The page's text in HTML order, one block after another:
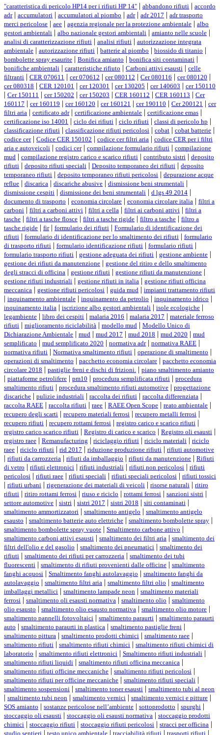
Tags
"caratteristica di pericolo HP14 per i rifiuti HP 14" | abbandono rifiuti | accordo
adr| accumulatori | accumulatori al piombo | adr| adr 2017 | adr trasporto
merci pericolose | aee | agenzia regionale per la protezione ambientale | albo
gestori ambientali | albo nazionale gestori ambientali | amianto nelle scuole |
analisi di caratterizzazione rifiuti | analisi rifiuti | autorizzazione integrata
ambientale | autorizzazione rifiuti | batterie al piombo | biossido di titanio |
bombolette spray esaurite | Bonifica amianto | bonifica siti contaminati |
bonifiche ambientali | caratteristiche rifiuto | Carboni attivi esausti | celle
filtranti | CER 070611 | cer 070612 | cer 080112 | Cer 080116 | cer 080120 |
cer 080318 | CER 120101 | cer 120301 | cer 130205 | cer 140603 | cer 150110
| Cer 150111 | cer 150202 | cer 150203 | CER 160112 | CER 160113 | Cer
160117 | cer 160119 | cer 160120 | cer 160121 | cer 190110 | Cer 200121 | cer
filtri aria | certificato adr| certificazione ambientale | certificazione emas |
certificazione iso 14001 | ciclo dei rifiuti | ciclo rifiuti | classi di pericolo hp |
classificazione rifiuti | classificazione rifiuti pericolosi | cobat | cobat batterie |
codice cer| Codice CER 150102 | codice cer filtri aria | codice CER per i filtri
aria e autoveicoli | codici cer| compilazione formulario rifiuti | compilazione
mud | compilazione registro carico e scarico rifiuti | contributo sistri | deposito
rifiuti | deposito rifiuti speciali | Deposito temporaneo dei rifiuti | deposito
temporaneo rifiuti | deposito temporaneo rifiuti pericolosi | depurazione acque
reflue | discarica | discariche abusive | dismissione beni strumentali |
dismissione cespiti | dismissione dei beni strumentali | d lgs 49 2014 |
documento di trasporto | economia circolare | economia circolare italia | filtri a
carboni | filtri a carboni attivi | filtri a cella | filtri ai carboni attivi | filtri a
tasche | filtri a tasche flosce | filtri a tasche rigide | filtro a tasche | filtro a
tasche rigide | fir| formulario dei rifiuti | Formulario di identificazione dei
rifiuti | formulario di identificazione per lo smaltimento dei rifiuti | formulario
di trasporto rifiuti | formulario identificazione rifiuti | formulario rifiuti |
formulario trasporto rifiuti | gestione adeguata dei rifiuti | gestione ambiente |
gestione dei rifiuti da manutenzione | gestione del ritiro e dello smaltimento
degli stracci di officina | gestione rifiuti | gestione rifiuti da manutenzione |
gestione rifiuti industriali | gestione rifiuti in italia | gestione rifiuti officina
meccanica | gestione rifiuti pericolosi | guida mud | impianti trattamento rifiuti
| inquinamento ambientale | inquinamento da petrolio | inquinamento idrico |
inquinamento italia | iscrizione albo gestori ambientali | isole ecologiche |
legambiente | libro dei cespiti | malaria 2016 | malaria 2017 | materiale ferroso
rifiuti | miglioramento riciclabilità | modello mud | Modello Unico di
Dichiarazione Ambientale | mud | mud 2017 | mud 2018 | mud 2020 | mud
semplificato | mud semplificato 2020 | normativa adr| normativa RAEE |
normativa rifiuti | Normativa smaltimento rifiuti | operazione di smaltimento |
operazioni di smaltimento | pacchetto economia circolare | pacchetto economia
circolare 2018 | pastiglie freni e dischi di frizioni. | piano smaltimento amianto
| piattaforme petrolifere | pm10 | procedura semplificata rifiuti | procedura
smaltimento rifiuti | procedura smaltimento rifiuti automotive | progettazione
discariche | pulizie industriali | raccolta dei rifiuti | raccolta differenziata |
raccolta RAEE | raccolta rifiuti | raee | RAEE Open Scope | reato ambientale |
recupero degli scarti | recupero materiali ferrosi | recupero metalli ferrosi |
recupero rifiuti | recupero rottami ferrosi | registro carico e scarico rifiuti |
registro carico scarico rifiuti | Registro di carico e scarico | Registro oli esausti |
registro raee | Remanufacturing | riciclaggio rifiuti | riciclo materiali | riciclo
raee | riciclo rifiuti | rid 2017 | riduzione produzione rifiuti | rifiuti automotive
| rifiuti da carrozzeria | rifiuti da imballaggio | rifiuti da manutenzione | Rifiuti
di vetro | rifiuti elettronici | rifiuti industriali | rifiuti non pericolosi | rifiuti
pericolosi | rifiuti raee | rifiuti speciali | rifiuti speciali pericolosi | rifiuti tossici
| rifiuti urbani | rigenerazione dei materiali di veicoli | risorse naturali | ritiro
rifiuti | ritiro rottami ferrosi | riuso e riciclo | rottami ferrosi | sanzioni sistri |
settore automotive | sistri | sistri 2017 | sistri 2018 | siti contaminati |
smaltimento ammortizzatori | smaltimento antigelo | smaltimento antigelo
esausto | smaltimento batterie auto elettriche | smaltimento bombolette spray |
smaltimento bombolette spray vuote | Smaltimento carbone attivo |
smaltimento carboni attivi esausti | smaltimento dei filtri aria | smaltimento dei
filtri dell'olio e del gasolio | smaltimento dei pneumatici | smaltimento dei
rifiuti | smaltimento dei rifiuti per carrozzeria | smaltimento dei tubi
fluorescenti | smaltimento di rifiuti provenienti dalle officine | smaltimento
fanghi acquosi | Smaltimento fanghi autolavaggio | smaltimento fanghi da
autolavaggio | smaltimento filtri aria | smaltimento filtri olio | smaltimento
imballaggi metallici | smaltimento lampade neon | smaltimento materiali
ferrosi | smaltimento oli esausti normativa | smaltimento olio | smaltimento
olio esausto | smaltimento olio esausto normativa | smaltimento olio motore |
smaltimento pannelli fotovoltaici | smaltimento paraurti | smaltimento paraurti
auto | smaltimento paraurti in plastica | smaltimento pastiglie freni |
smaltimento pittura | smaltimento prodotti chimici | smaltimento raee |
smaltimento rifiuti | smaltimento rifiuti chimici | smaltimento rifiuti chimici di
laboratorio | smaltimento rifiuti elettronici | Smaltimento rifiuti industriali |
smaltimento rifiuti liquidi | smaltimento rifiuti officina meccanica |
smaltimento rifiuti officine meccaniche | smaltimento rifiuti pericolosi |
smaltimento rifiuti per officine meccaniche | smaltimento rifiuti speciali |
smaltimento sospensioni | smaltimento toner esausti | smaltimento tubi al neon
| smaltimento tubi neon | smaltimento vernici | smaltimento vernici e pitture |
SOS amianto | sostanze pericolose nell’ambiente | sottoprodotto | spurghi |
stoccaggio oli esausti | stoccaggio oli esausti normativa | stoccaggio prodotti
chimici | stoccaggio rifiuti | stoccaggio rifiuti pericolosi | stracci per officina |
studio sentieri | testo unico ambientale | tracciabilità rifiuti | trasporti rifiuti |